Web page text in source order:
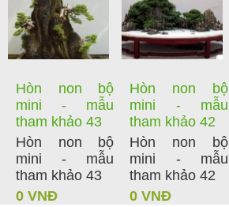
Hòn non bộ
mini - mẫu
tham khảo 43
Hòn non bộ
mini - mẫu
tham khảo 43
0 VNĐ
Hòn non bộ
mini - mẫu
tham khảo 42
Hòn non bộ
mini - mẫu
tham khảo 42
0 VNĐ